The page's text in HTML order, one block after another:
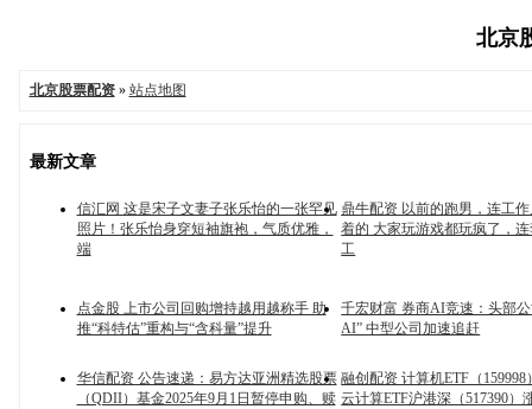
北京
北京股票配资» 站点地图
最新文章
信汇网 这是宋子文妻子张乐怡的一张罕见
照片！张乐怡身穿短袖旗袍，气质优雅，
端
鼎牛配资 以前的跑男，连工
着的 大家玩游戏都玩疯了，
工
点金股 上市公司回购增持越用越称手 助
推“科特估”重构与“含科量”提升
千宏财富 券商AI竞速：头部
AI” 中型公司加速追赶
华信配资 公告速递：易方达亚洲精选股票
（QDII）基金2025年9月1日暂停申购、赎
融创配资 计算机ETF（159998
云计算ETF沪港深（517390）